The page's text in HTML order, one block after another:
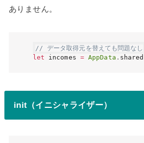
ありません。
// データ取得元を替えても問題なし
let incomes = AppData . shared
init（イニシャライザー）